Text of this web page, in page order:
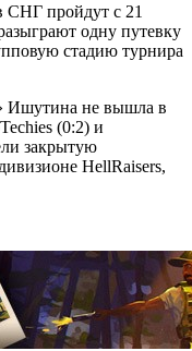
СНГ пройдут с 21
одну путевку
стадию турнира
Ишутина не вышла в
(0:2) и
закрытую
HellRaisers,